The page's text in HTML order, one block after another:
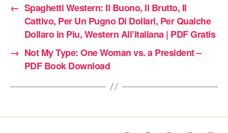
← Spaghetti Western: Il Buono, Il Brutto, Il
Cattivo, Per Un Pugno Di Dollari, Per Qualche
Dollaro in Piu, Western All’italiana | PDF Gratis
→ Not My Type: One Woman vs. a President –
PDF Book Download